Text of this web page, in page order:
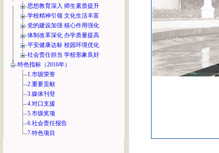
思想教育深入 师生素质提升
学校精神引领 文化生活丰富
党的建设加强 核心作用强化
体制改革深化 办学质量提高
平安健康达标 校园环境优化
社会责任担当 学校形象良好
特色指标（2016年）
1.市级荣誉
2.重要贡献
3.媒体刊登
4.对口支援
5.市级奖项
6.社会责任报告
7.特色项目